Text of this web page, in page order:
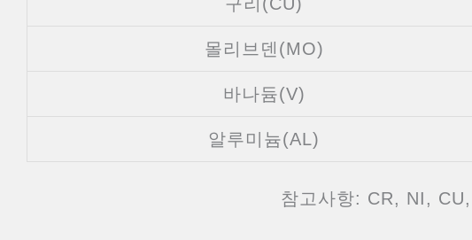
몰리브덴(MO)
바나듐(V)
알루미늄(AL)
참고사항: CR, NI,